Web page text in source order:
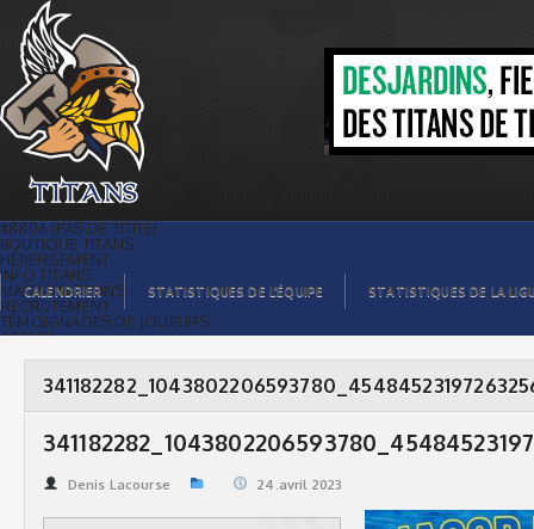
341182282_1043802206593780_4548452319726325678_n
| Titans de témiscaming
#8804 (PAS DE TITRE)
BOUTIQUE TITANS
HÉBERGEMENT
INFO TITANS
MAGASIN TITANS
RECRUTEMENT
TÉMOIGNAGES DE JOUEURS
ACCUEIL
GALERIE PHOTOS
STATISTIQUES
ORGANISATION
CALENDRIER
COMMANDITAIRES
CALENDRIER STATISTIQUES DE L’ÉQUIPE STATISTIQUES DE LA
Denis Lacourse 24.avril 2023